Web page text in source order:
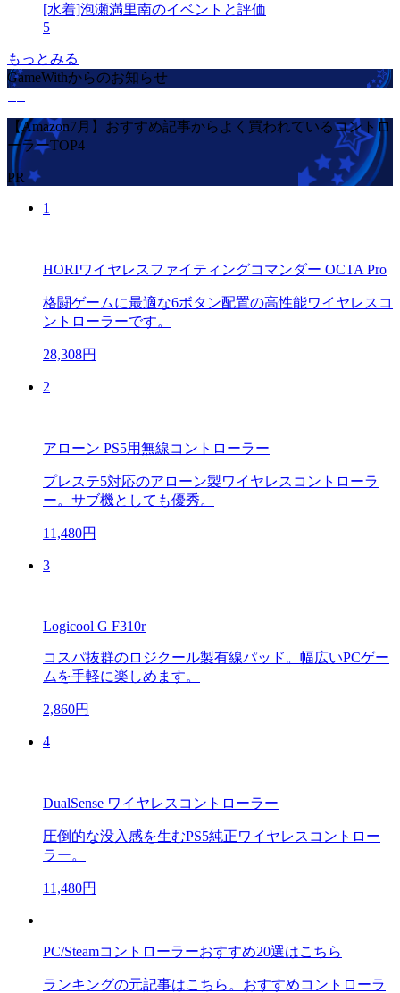
[水着]泡瀬満里南のイベントと評価
5
もっとみる
GameWithからのお知らせ
【Amazon7月】おすすめ記事からよく買われているコントロ
ーラーTOP4
PR
1
HORIワイヤレスファイティングコマンダー OCTA Pro
格闘ゲームに最適な6ボタン配置の高性能ワイヤレスコ
ントローラーです。
28,308円
2
アローン PS5用無線コントローラー
プレステ5対応のアローン製ワイヤレスコントローラ
ー。サブ機としても優秀。
11,480円
3
Logicool G F310r
コスパ抜群のロジクール製有線パッド。幅広いPCゲー
ムを手軽に楽しめます。
2,860円
4
DualSense ワイヤレスコントローラー
圧倒的な没入感を生むPS5純正ワイヤレスコントロー
ラー。
11,480円
PC/Steamコントローラーおすすめ20選はこちら
ランキングの元記事はこちら。おすすめコントローラ